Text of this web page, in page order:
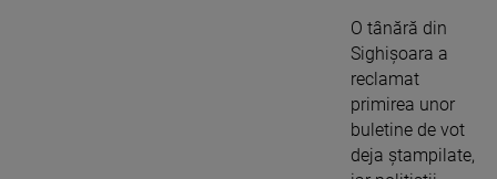
O tânără din
Sighișoara a
reclamat
primirea unor
buletine de vot
deja ștampilate,